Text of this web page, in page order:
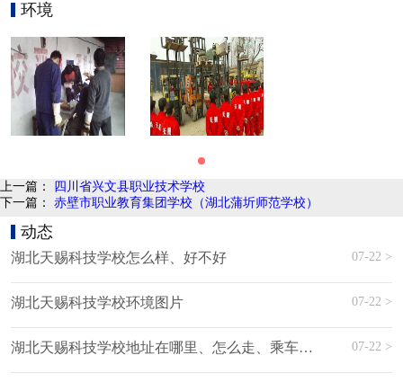
环境
上一篇： 四川省兴文县职业技术学校
下一篇： 赤壁市职业教育集团学校（湖北蒲圻师范学校）
动态
湖北天赐科技学校怎么样、好不好 07-22 >
湖北天赐科技学校环境图片 07-22 >
湖北天赐科技学校地址在哪里、怎么走、乘车路线 07-22 >